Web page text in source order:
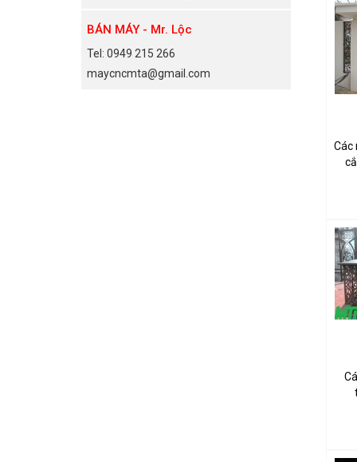
BÁN MÁY - Mr. Lộc
Tel: 0949 215 266
maycncmta@gmail.com
Các